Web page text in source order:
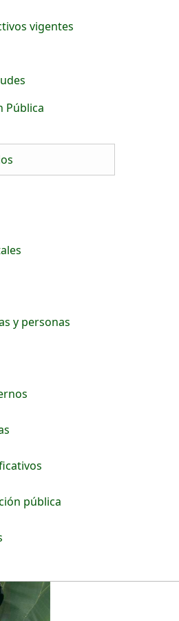
vigentes
Pública
y personas
pública